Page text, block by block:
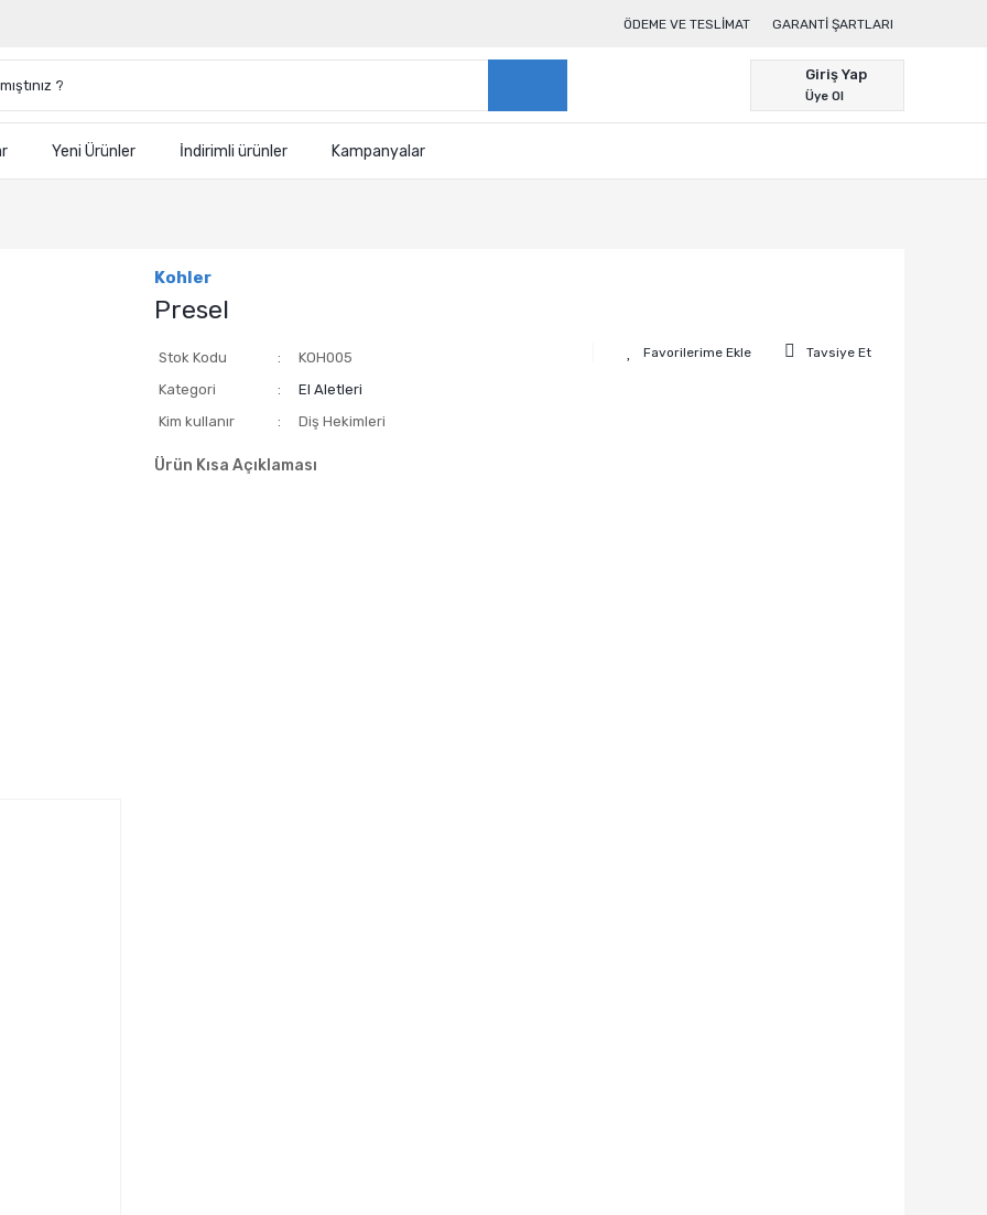
ÖDEME VE TESLIMAT GARANTI ŞARTLARI
Giriş Yap
Üye Ol
Yeni Ürünler İndirimli ürünler Kampanyalar
Kohler
Presel
Stok Kodu
KOH005
Kategori
El Aletleri
Kim kullanır
Diş Hekimleri
Ürün Kısa Açıklaması
Tavsiye Et